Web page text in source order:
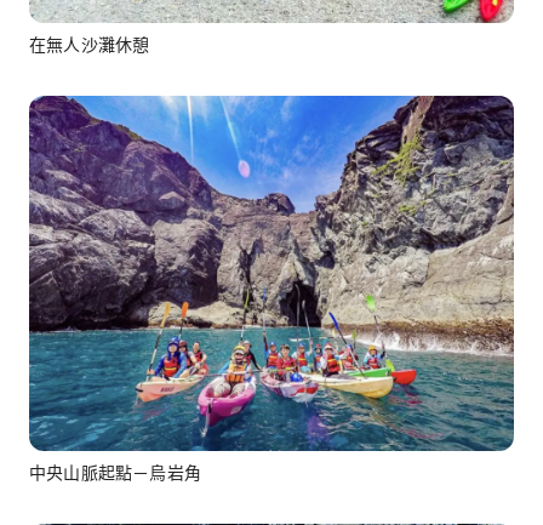
在無人沙灘休憩
中央山脈起點－烏岩角